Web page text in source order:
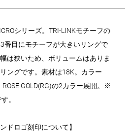
シリーズ。TRI-LINKモチーフの
番目にモチーフが大きいリングで
は狭いため、ボリュームはありま
ングです。素材は18K。カラー
ROSE GOLD(RG)の2カラー展開。※
。
ドロゴ刻印について】